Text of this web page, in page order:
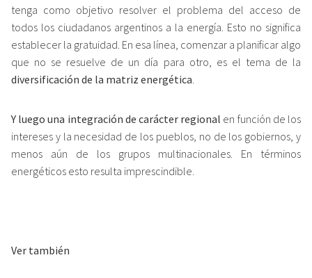
tenga como objetivo resolver el problema del acceso de
todos los ciudadanos argentinos a la energía. Esto no significa
establecer la gratuidad. En esa línea, comenzar a planificar algo
que no se resuelve de un día para otro, es el tema de la
diversificación de la matriz energética
Y luego una integración de carácter regional en función de los
intereses y la necesidad de los pueblos, no de los gobiernos, y
menos aún de los grupos multinacionales. En términos
energéticos esto resulta imprescindible.
Ver también